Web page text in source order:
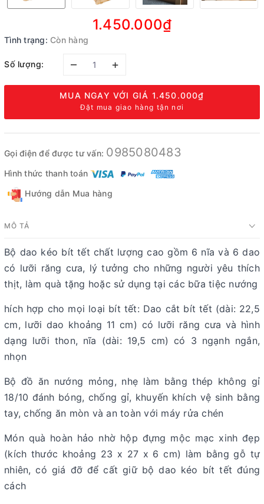
1.450.000₫
Tình trạng: Còn hàng
Số lượng: – +
MUA NGAY VỚI GIÁ 1.450.000₫
Đặt mua giao hàng tận nơi
Gọi điện để được tư vấn: 0985080483
Hình thức thanh toán
Hướng dẫn Mua hàng
MÔ TẢ
Bộ dao kéo bít tết chất lượng cao gồm 6 nĩa và 6 dao
có lưỡi răng cưa, lý tưởng cho những người yêu thích
thịt, làm quà tặng hoặc sử dụng tại các bữa tiệc nướng
hích hợp cho mọi loại bít tết: Dao cắt bít tết (dài: 22,5
cm, lưỡi dao khoảng 11 cm) có lưỡi răng cưa và hình
dạng lưỡi thon, nĩa (dài: 19,5 cm) có 3 ngạnh ngắn,
nhọn
Bộ đồ ăn nướng mỏng, nhẹ làm bằng thép không gỉ
18/10 đánh bóng, chống gỉ, khuyến khích vệ sinh bằng
tay, chống ăn mòn và an toàn với máy rửa chén
Món quà hoàn hảo nhờ hộp đựng mộc mạc xinh đẹp
(kích thước khoảng 23 x 27 x 6 cm) làm bằng gỗ tự
nhiên, có giá đỡ để cất giữ bộ dao kéo bít tết đúng
cách